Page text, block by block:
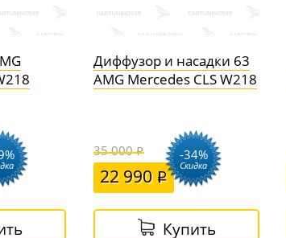
Диффузор и насадки 63
AMG Mercedes CLS W218
35 000
22 990
-34%
Скидка
Купить